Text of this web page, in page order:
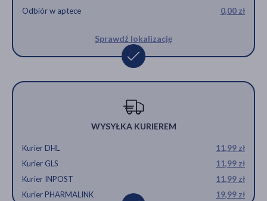
Odbiór w aptece 0,00 zł
Sprawdź lokalizację
WYSYŁKA KURIEREM
Kurier DHL
11,99 zł
Kurier GLS
11,99 zł
Kurier INPOST
11,99 zł
Kurier PHARMALINK
19,99 zł